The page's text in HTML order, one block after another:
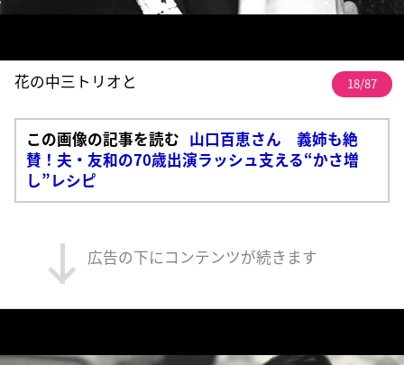
花の中三トリオと 18/87
この画像の記事を読む 山口百恵さん 義姉も絶
賛！夫・友和の70歳出演ラッシュ支える“かさ増
し”レシピ
広告の下にコンテンツが続きます